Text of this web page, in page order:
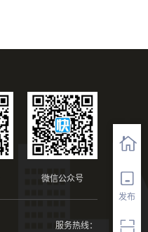
发布
微信公众号
服务热线：